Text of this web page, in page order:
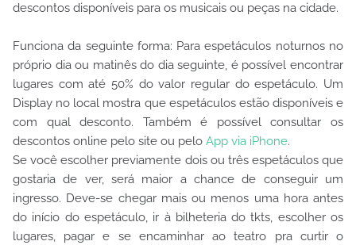
descontos disponíveis para os musicais ou peças na cidade.
Funciona da seguinte forma: Para espetáculos noturnos no
próprio dia ou matinês do dia seguinte, é possível encontrar
lugares com até 50% do valor regular do espetáculo. Um
Display no local mostra que espetáculos estão disponíveis e
com qual desconto. Também é possível consultar os
descontos online pelo site ou pelo App via iPhone.
Se você escolher previamente dois ou três espetáculos que
gostaria de ver, será maior a chance de conseguir um
ingresso. Deve-se chegar mais ou menos uma hora antes
do início do espetáculo, ir à bilheteria do tkts, escolher os
lugares, pagar e se encaminhar ao teatro pra curtir o